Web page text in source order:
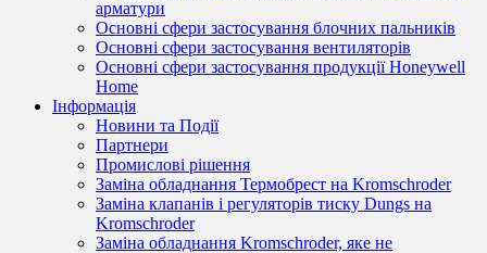
арматури
Основні сфери застосування блочних пальників
Основні сфери застосування вентиляторів
Основні сфери застосування продукції Honeywell
Home
Інформація
Новини та Події
Партнери
Промислові рішення
Заміна обладнання Термобрест на Kromschroder
Заміна клапанів і регуляторів тиску Dungs на
Kromschroder
Заміна обладнання Kromschroder, яке не